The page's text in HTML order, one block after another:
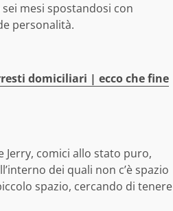
mesi spostandosi con
personalità.
domiciliari | ecco che fine
Jerry, comici allo stato puro,
dei quali non c’è spazio
spazio, cercando di tenere